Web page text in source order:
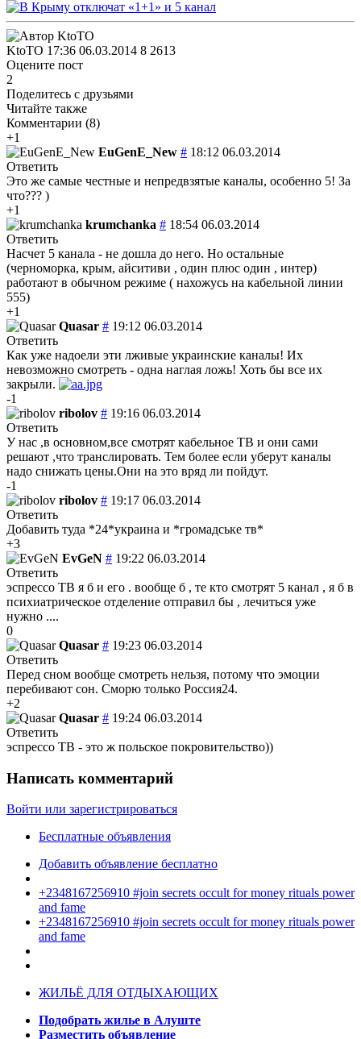
KtoTO 17:36 06.03.2014 8 2613
Оцените пост
2
Поделитесь с друзьями
Читайте также
Комментарии (8)
+1
EuGenE_New # 18:12 06.03.2014
Ответить
Это же самые честные и непредвзятые каналы, особенно 5! За
что??? )
+1
krumchanka # 18:54 06.03.2014
Ответить
Насчет 5 канала - не дошла до него. Но остальные
(черноморка, крым, айситиви , один плюс один , интер)
работают в обычном режиме ( нахожусь на кабельной линии
555)
+1
Quasar # 19:12 06.03.2014
Ответить
Как уже надоели эти лживые украинские каналы! Их
невозможно смотреть - одна наглая ложь! Хоть бы все их
закрыли.
-1
ribolov # 19:16 06.03.2014
Ответить
У нас ,в основном,все смотрят кабельное ТВ и они сами
решают ,что транслировать. Тем более если уберут каналы
надо снижать цены.Они на это вряд ли пойдут.
-1
ribolov # 19:17 06.03.2014
Ответить
Добавить туда *24*украина и *громадське тв*
+3
EvGeN # 19:22 06.03.2014
Ответить
эспрессо ТВ я б и его . вообще б , те кто смотрят 5 канал , я б в
психиатрическое отделение отправил бы , лечиться уже
нужно ....
0
Quasar # 19:23 06.03.2014
Ответить
Перед сном вообще смотреть нельзя, потому что эмоции
перебивают сон. Сморю только Россия24.
+2
Quasar # 19:24 06.03.2014
Ответить
эспрессо ТВ - это ж польское покровительство))
Написать комментарий
Войти или зарегистрироваться
Бесплатные объявления
Добавить объявление бесплатно
+2348167256910 #join secrets occult for money rituals power
and fame
+2348167256910 #join secrets occult for money rituals power
and fame
ЖИЛЬЁ ДЛЯ ОТДЫХАЮЩИХ
Подобрать жилье в Алуште
Разместить объявление